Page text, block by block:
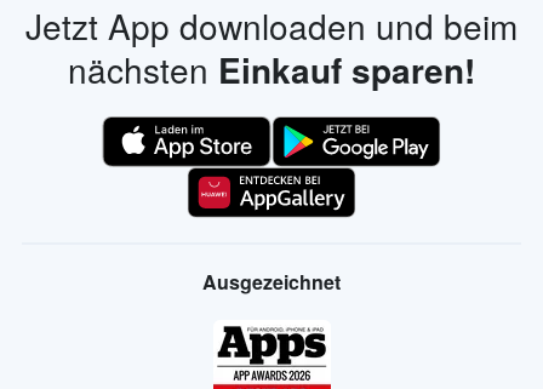
Jetzt App downloaden und beim
nächsten Einkauf sparen!
Ausgezeichnet